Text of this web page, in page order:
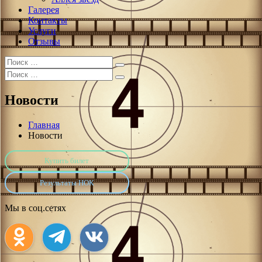
Галерея
Контакты
Услуги
Отзывы
Искать:
Поиск
Искать:
Поиск
Новости
Главная
Новости
Купить билет
Результаты НОК
Мы в соц.сетях